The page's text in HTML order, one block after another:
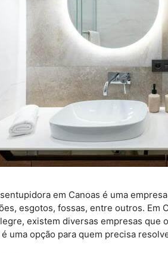
em Canoas é uma
esgotos, fossas, entre outros. Em
existem diversas empresas que
é uma opção para quem precisa